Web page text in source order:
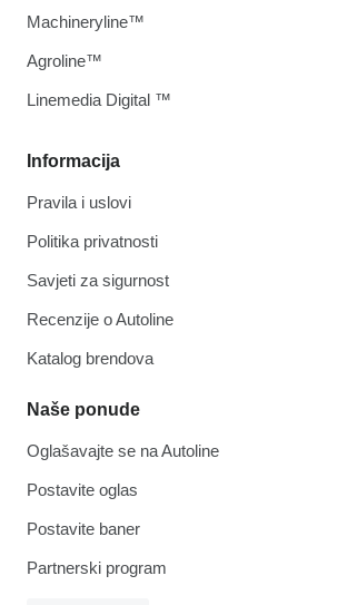
Informacija
Pravila i uslovi
Politika privatnosti
Savjeti za sigurnost
Recenzije o Autoline
Katalog brendova
Naše ponude
Oglašavajte se na Autoline
Postavite oglas
Postavite baner
Partnerski program
Machineryline™
Agroline™
Linemedia Digital ™